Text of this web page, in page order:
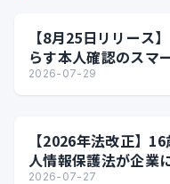
【8月25日リリース
らす本人確認のスマ
2026-07-29
【2026年法改正】
人情報保護法が企業
2026-07-27